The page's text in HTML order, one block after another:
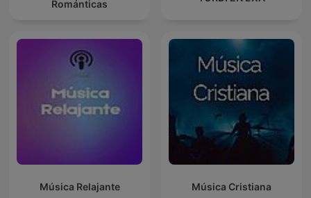
Románticas
Música Relajante Música Cristiana